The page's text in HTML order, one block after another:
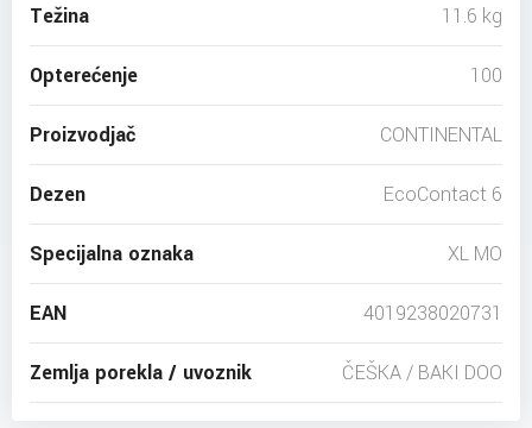
Težina 11.6 kg
Opterećenje 100
Proizvodjač CONTINENTAL
Dezen EcoContact 6
Specijalna oznaka XL MO
EAN 4019238020731
Zemlja porekla / uvoznik ČEŠKA / BAKI DOO